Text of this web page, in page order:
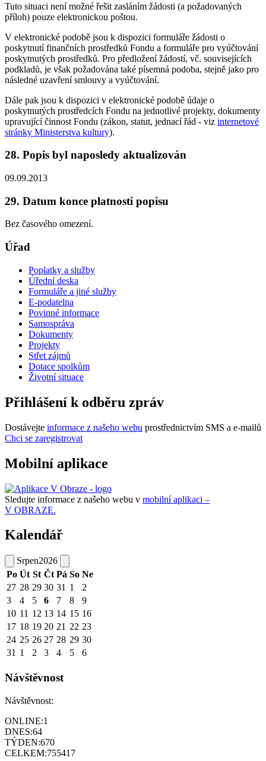
Tuto situaci není možné řešit zasláním žádosti (a požadovaných
příloh) pouze elektronickou poštou.
V elektronické podobě jsou k dispozici formuláře žádosti o
poskytnutí finančních prostředků Fondu a formuláře pro vyúčtování
poskytnutých prostředků. Pro předložení žádostí, vč. souvisejících
podkladů, je však požadována také písemná podoba, stejně jako pro
následné uzavření smlouvy a vyúčtování.
Dále pak jsou k dispozici v elektronické podobě údaje o
poskytnutých prostředcích Fondu na jednotlivé projekty, dokumenty
upravující činnost Fondu (zákon, statut, jednací řád - viz internetové
stránky Ministerstva kultury).
28. Popis byl naposledy aktualizován
09.09.2013
29. Datum konce platnosti popisu
Bez časového omezení.
Úřad
Poplatky a služby
Úřední deska
Formuláře a jiné služby
E-podatelna
Povinné informace
Samospráva
Dokumenty
Projekty
Střet zájmů
Dotace spolkům
Životní situace
Přihlášení k odběru zpráv
Dostávejte informace z našeho webu prostřednictvím SMS a e-mailů
Chci se zaregistrovat
Mobilní aplikace
Sledujte informace z našeho webu v mobilní aplikaci –
V OBRAZE.
Kalendář
Srpen2026
Po Út St Čt Pá So Ne
27 28 29 30 31 1
2
3
4 5 6 7 8
9
10 11 12 13 14 15 16
17 18 19 20 21 22 23
24 25 26 27 28 29 30
31 1 2 3 4 5 6
Návštěvnost
Návštěvnost:
ONLINE:1
DNES:64
TÝDEN:670
CELKEM:755417